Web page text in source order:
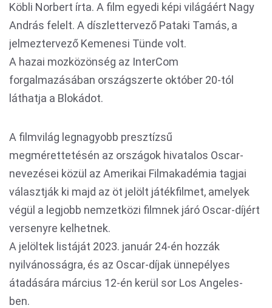
Köbli Norbert írta. A film egyedi képi világáért Nagy
András felelt. A díszlettervező Pataki Tamás, a
jelmeztervező Kemenesi Tünde volt.
A hazai mozközönség az InterCom
forgalmazásában országszerte október 20-tól
láthatja a Blokádot.
A filmvilág legnagyobb presztízsű
megmérettetésén az országok hivatalos Oscar-
nevezései közül az Amerikai Filmakadémia tagjai
választják ki majd az öt jelölt játékfilmet, amelyek
végül a legjobb nemzetközi filmnek járó Oscar-díjért
versenyre kelhetnek.
A jelöltek listáját 2023. január 24-én hozzák
nyilvánosságra, és az Oscar-díjak ünnepélyes
átadására március 12-én kerül sor Los Angeles-
ben.